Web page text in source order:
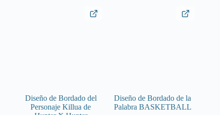
Diseño de Bordado del
Personaje Killua de
Diseño de Bordado de la
Palabra BASKETBALL